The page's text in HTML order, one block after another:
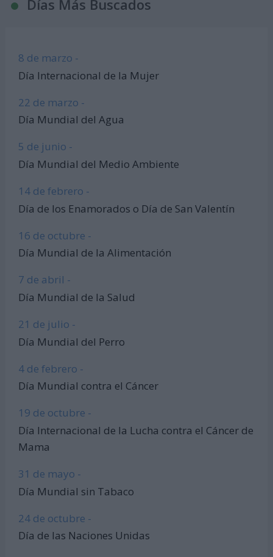
Días Más Buscados
8 de marzo -
Día Internacional de la Mujer
22 de marzo -
Día Mundial del Agua
5 de junio -
Día Mundial del Medio Ambiente
14 de febrero -
Día de los Enamorados o Día de San Valentín
16 de octubre -
Día Mundial de la Alimentación
7 de abril -
Día Mundial de la Salud
21 de julio -
Día Mundial del Perro
4 de febrero -
Día Mundial contra el Cáncer
19 de octubre -
Día Internacional de la Lucha contra el Cáncer de
Mama
31 de mayo -
Día Mundial sin Tabaco
24 de octubre -
Día de las Naciones Unidas